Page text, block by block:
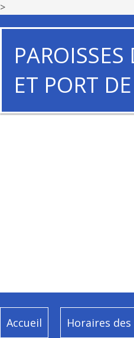
>
ET PORT
Accueil Horaires des